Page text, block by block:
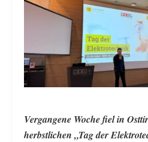
Vergangene Woche fiel in
herbstlichen „Tag der